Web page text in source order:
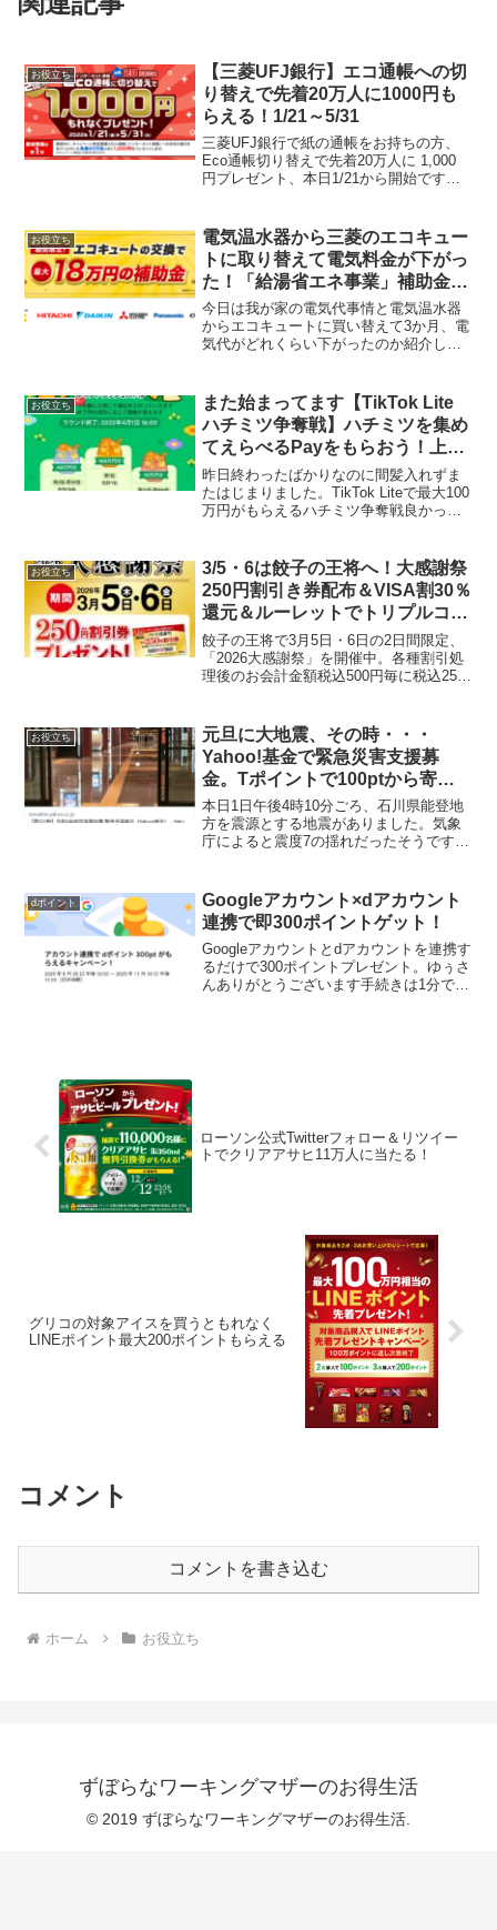
お役立ち
【三菱UFJ銀行】エコ通帳への切
り替えで先着20万人に1000円も
らえる！1/21～5/31
三菱UFJ銀行で紙の通帳をお持ちの方、
Eco通帳切り替えで先着20万人に 1,000
円プレゼント、本日1/21から開始です。
...
お役立ち
電気温水器から三菱のエコキュー
トに取り替えて電気料金が下がっ
た！「給湯省エネ事業」補助金最
大18万円！
今日は我が家の電気代事情と電気温水器
からエコキュートに買い替えて3か月、電
気代がどれくらい下がったのか紹介して
（中学生）夫は単身赴任。なのでほぼ3人
家族。一戸建て４LD...
お役立ち
また始まってます【TikTok Lite
ハチミツ争奪戦】ハチミツを集め
てえらべるPayをもらおう！上位
1万人に4000円、7万位に650えん
必ずもらえる
昨日終わったばかりなのに間髪入れずま
たはじまりました。TikTok Liteで最大100
万円がもらえるハチミツ争奪戦良かった
らOKハチミツを集めてポイントGET！報
酬額...
お役立ち
3/5・6は餃子の王将へ！大感謝祭
250円割引き券配布＆VISA割30％
還元＆ルーレットでトリプルコン
ボで80％還元越え⁉
餃子の王将で3月5日・6日の2日間限定、
「2026大感謝祭」を開催中。各種割引処
理後のお会計金額税込500円毎に税込250
たっての注意事項＞※有効期間は2026年3
月...
お役立ち
元旦に大地震、その時・・・
Yahoo!基金で緊急災害支援募
金。Tポイントで100ptから寄付
できます
本日1日午後4時10分ごろ、石川県能登地
方を震源とする地震がありました。気象
庁によると震度7の揺れだったそうです。
店で食べていたところでした。おみくじ
は残念ながらはずれ...
dポイント
Googleアカウント×dアカウント
連携で即300ポイントゲット！
Googleアカウントとdアカウントを連携す
るだけで300ポイントプレゼント。ゆぅさ
んありがとうございます手続きは1分でで
ローソン公式Twitterフォロー＆リツイー
トでクリアアサヒ11万人に当たる！
グリコの対象アイスを買うともれなく
LINEポイント最大200ポイントもらえる
コメント
コメントを書き込む
ホーム お役立ち
ずぼらなワーキングマザーのお得生活
© 2019 ずぼらなワーキングマザーのお得生活.